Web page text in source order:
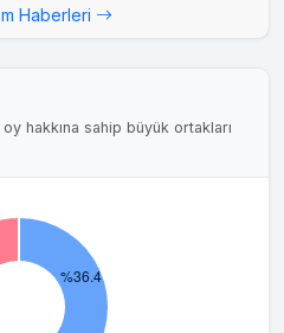
olup üretim
19.01.2024
TL (onyedimilyon
Türk Lirası ve otuzüç kuruş)
olup üretim
devam etmektedir
bilgisine sunarız.
Haberleri
hakkına sahip büyük ortakları